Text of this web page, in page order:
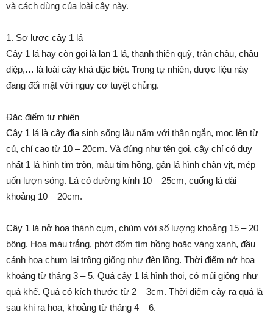
và cách dùng của loài cây này.
1. Sơ lược cây 1 lá
Cây 1 lá hay còn gọi là lan 1 lá, thanh thiên quỳ, trân châu, châu
diệp,… là loài cây khá đặc biệt. Trong tự nhiên, dược liệu này
đang đối mặt với nguy cơ tuyệt chủng.
Đặc điểm tự nhiên
Cây 1 lá là cây địa sinh sống lâu năm với thân ngắn, mọc lên từ
củ, chỉ cao từ 10 – 20cm. Và đúng như tên gọi, cây chỉ có duy
nhất 1 lá hình tim tròn, màu tím hồng, gân lá hình chân vịt, mép
uốn lượn sóng. Lá có đường kính 10 – 25cm, cuống lá dài
khoảng 10 – 20cm.
Cây 1 lá nở hoa thành cụm, chùm với số lượng khoảng 15 – 20
bông. Hoa màu trắng, phớt đốm tím hồng hoặc vàng xanh, đầu
cánh hoa chụm lại trông giống như đèn lồng. Thời điểm nở hoa
khoảng từ tháng 3 – 5. Quả cây 1 lá hình thoi, có múi giống như
quả khể. Quả có kích thước từ 2 – 3cm. Thời điểm cây ra quả là
sau khi ra hoa, khoảng từ tháng 4 – 6.